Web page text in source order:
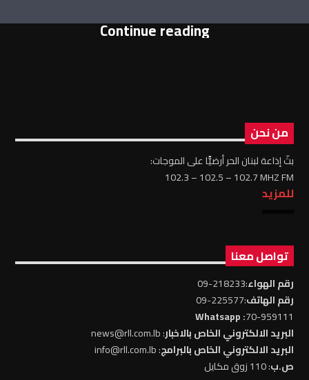
Continue reading
من نحن
بثّ إذاعة لبنان الحر أرضيًّا على الموجات:
102.3 – 102.5 – 102.7 MHZ FM
للمزيد
تواصل معنا
رقم الهواء:218233-09
رقم الهاتف:225577-09
70-959111
: Whatsapp
البريد الالكتروني الخاص بالاخبار: news@rll.com.lb
البريد الالكتروني الخاص بالبرامج: info@rll.com.lb
ص.ب: 110 زوق مكايل